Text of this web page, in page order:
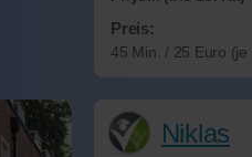
Preis:
45 Min. / 25 Euro (je
Niklas